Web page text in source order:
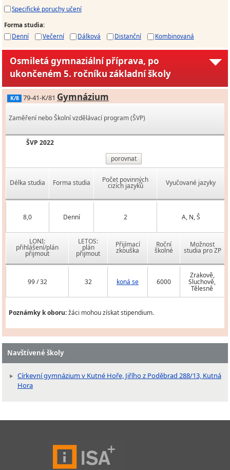
Specifické poruchy učení
Forma studia:
Denní
Večerní Dálková Distanční Kombinovaná
Osmiletá gymnaziální příprava, po
ukončeném 5. ročníku základní školy
K/8 79-41-K/81 Gymnázium
Zaměření nebo Školní vzdělávací program (ŠVP)
ŠVP 2022
porovnat
Délka studia Forma studia Počet povinných
cizích jazyků Vyučované jazyky
8,0 Denní 2 A, N, Š
LONI:
přihlášení/plán
přijmout
LETOS:
plán
přijmout
Přijímací
zkouška
Roční
školné
Možnost
studia pro ZP
99 / 32 32 koná se 6000
Zrakově,
Sluchově,
Tělesně
Poznámky k oboru:žáci mohou získat stipendium.
Navštívené školy
Církevní gymnázium v Kutné Hoře, Jiřího z Poděbrad 288/13, Kutná
Hora